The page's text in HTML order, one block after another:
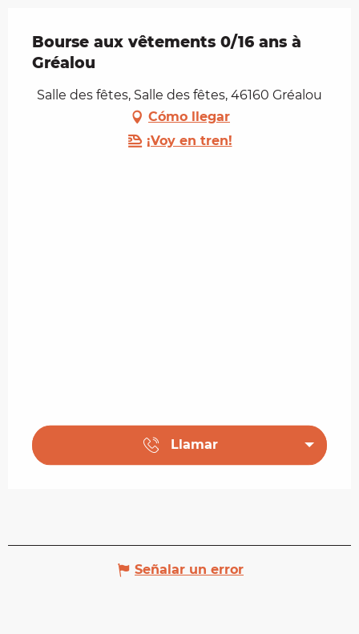
Bourse aux vêtements 0/16 ans à
Gréalou
Salle des fêtes, Salle des fêtes, 46160 Gréalou
Cómo llegar
¡Voy en tren!
Llamar
Señalar un error